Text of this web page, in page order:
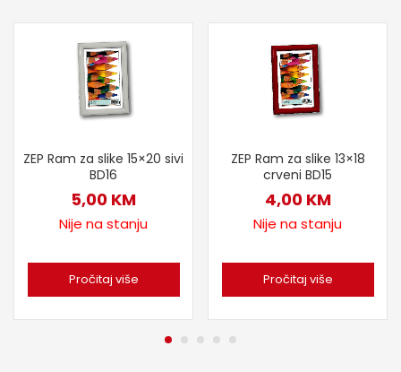
ZEP Ram za slike 15×20 sivi
BD16
5,00 KM
Nije na stanju
Pročitaj više
ZEP Ram za slike 13×18
crveni BD15
4,00 KM
Nije na stanju
Pročitaj više